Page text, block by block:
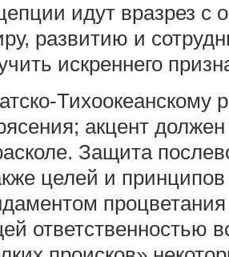
идут вразрез
развитию и
искреннего
Тихоокеанскому
акцент
Защита
целей и
ответственностью